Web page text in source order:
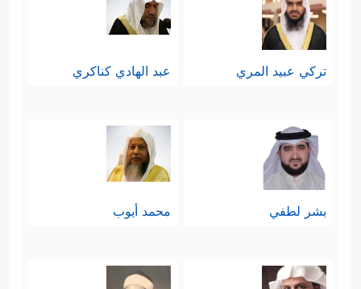
تركي عبيد المري عبد الهادي كناكري
بشر لطفي محمد أيوب